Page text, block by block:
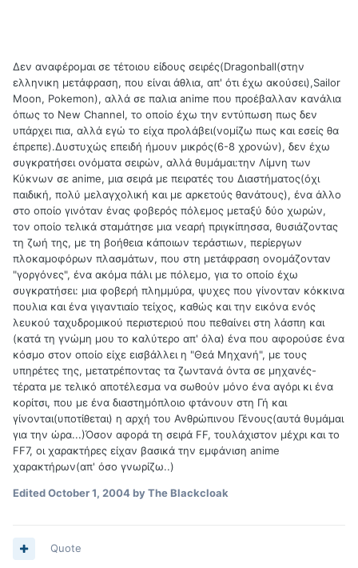
Δεν αναφέρομαι σε τέτοιου είδους σειρές(Dragonball(στην
ελληνικη μετάφραση, που είναι άθλια, απ' ότι έχω ακούσει),Sailor
Moon, Pokemon), αλλά σε παλια anime που προέβαλλαν κανάλια
όπως το New Channel, το οποίο έχω την εντύπωση πως δεν
υπάρχει πια, αλλά εγώ το είχα προλάβει(νομίζω πως και εσείς θα
έπρεπε).Δυστυχώς επειδή ήμουν μικρός(6-8 χρονών), δεν έχω
συγκρατήσει ονόματα σειρών, αλλά θυμάμαι:την Λίμνη των
Κύκνων σε anime, μια σειρά με πειρατές του Διαστήματος(όχι
παιδική, πολύ μελαγχολική και με αρκετούς θανάτους), ένα άλλο
στο οποίο γινόταν ένας φοβερός πόλεμος μεταξύ δύο χωρών,
τον οποίο τελικά σταμάτησε μια νεαρή πριγκίπησσα, θυσιάζοντας
τη ζωή της, με τη βοήθεια κάποιων τεράστιων, περίεργων
πλοκαμοφόρων πλασμάτων, που στη μετάφραση ονομάζονταν
"γοργόνες", ένα ακόμα πάλι με πόλεμο, για το οποίο έχω
συγκρατήσει: μια φοβερή πλημμύρα, ψυχες που γίνονταν κόκκινα
πουλια και ένα γιγαντιαίο τείχος, καθώς και την εικόνα ενός
λευκού ταχυδρομικού περιστεριού που πεθαίνει στη λάσπη και
(κατά τη γνώμη μου το καλύτερο απ' όλα) ένα που αφορούσε ένα
κόσμο στον οποίο είχε εισβάλλει η "Θεά Μηχανή", με τους
υπηρέτες της, μετατρέποντας τα ζωντανά όντα σε μηχανές-
τέρατα με τελικό αποτέλεσμα να σωθούν μόνο ένα αγόρι κι ένα
κορίτσι, που με ένα διαστημόπλοιο φτάνουν στη Γή και
γίνονται(υποτίθεται) η αρχή του Ανθρώπινου Γένους(αυτά θυμάμαι
για την ώρα...)Όσον αφορά τη σειρά FF, τουλάχιστον μέχρι και το
FF7, οι χαρακτήρες είχαν βασικά την εμφάνιση anime
χαρακτήρων(απ' όσο γνωρίζω..)
EditedOctober 1, 2004by The Blackcloak
Quote